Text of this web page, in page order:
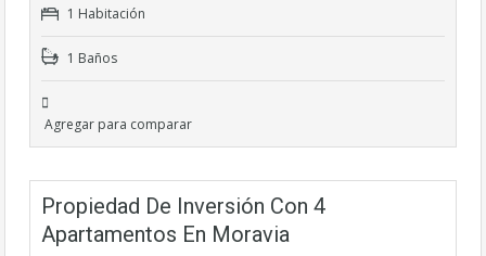
1 Habitación
1 Baños
Agregar para comparar
Propiedad De Inversión Con 4
Apartamentos En Moravia